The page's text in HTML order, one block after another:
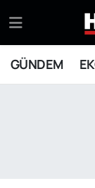
GÜNDEM
EKONOMİ
Eskişehir